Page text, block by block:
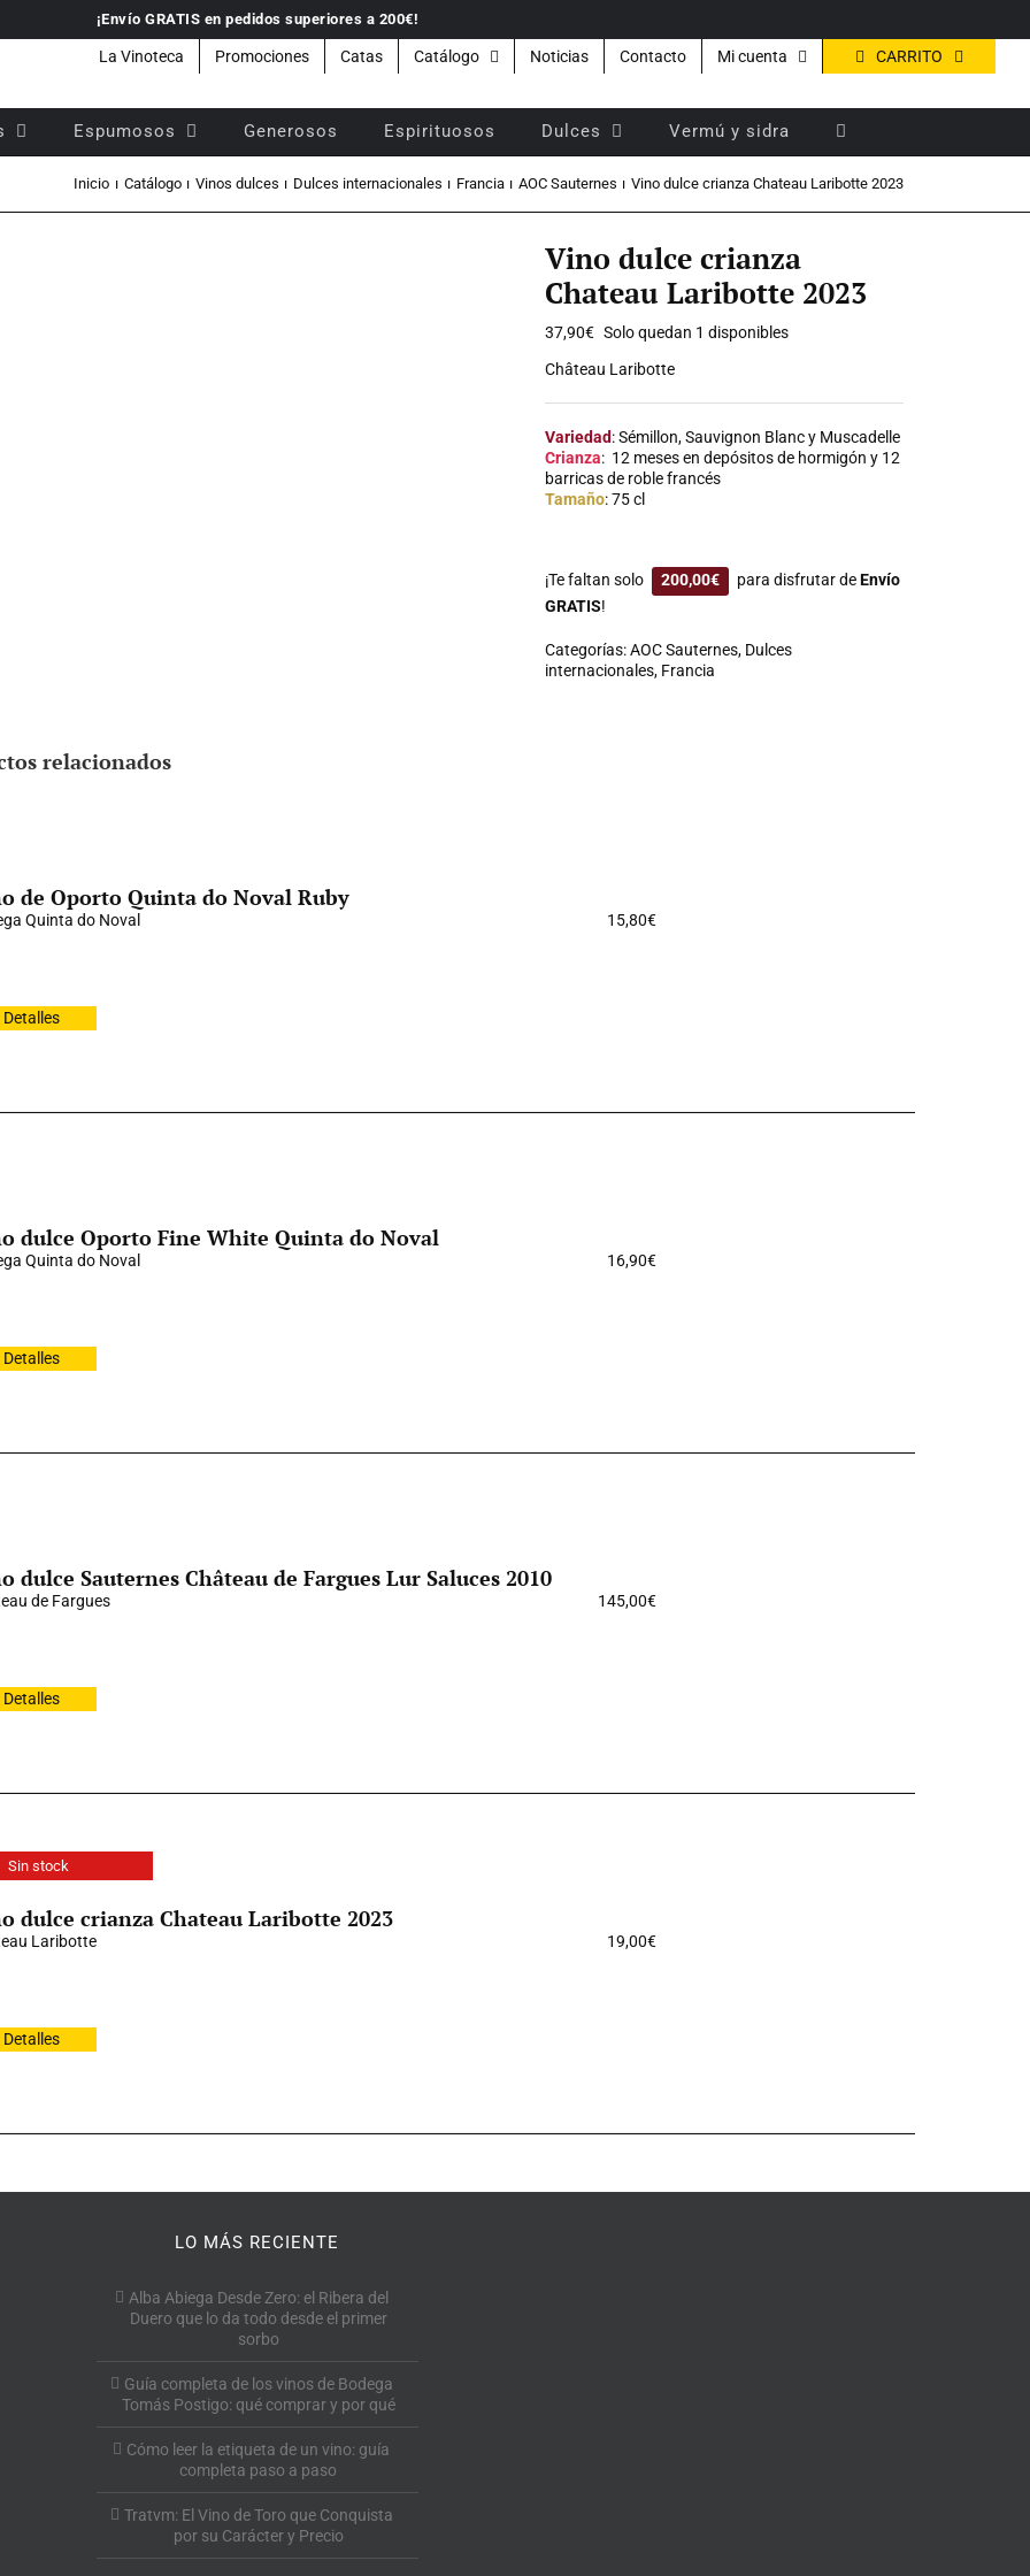
¡Envío GRATIS en pedidos superiores a 200€!
La Vinoteca Promociones Catas Catálogo Noticias Contacto Mi cuenta CARRITO
Espumosos Generosos Espirituosos Dulces Vermú y sidra
Inicio Catálogo Vinos dulces Dulces internacionales Francia AOC Sauternes Vino dulce crianza Chateau Laribotte 2023
Vino dulce crianza
Chateau Laribotte 2023
37,90€ Solo quedan 1 disponibles
Château Laribotte
Variedad: Sémillon, Sauvignon Blanc y Muscadelle
Crianza: 12 meses en depósitos de hormigón y 12
barricas de roble francés
Tamaño: 75 cl
¡Te faltan solo 200,00€ para disfrutar deEnvío
GRATIS!
Categorías:AOC Sauternes, Dulces
internacionales, Francia
relacionados
de Oporto Quinta do Noval Ruby
Quinta do Noval 15,80€
Detalles
dulce Oporto Fine White Quinta do Noval
Quinta do Noval 16,90€
Detalles
dulce Sauternes Château de Fargues Lur Saluces 2010
de Fargues 145,00€
Detalles
Sin stock
dulce crianza Chateau Laribotte 2023
Laribotte 19,00€
Detalles
LO MÁS RECIENTE
Alba Abiega Desde Zero: el Ribera del
Duero que lo da todo desde el primer
sorbo
Guía completa de los vinos de Bodega
Tomás Postigo: qué comprar y por qué
Cómo leer la etiqueta de un vino: guía
completa paso a paso
Tratvm: El Vino de Toro que Conquista
por su Carácter y Precio